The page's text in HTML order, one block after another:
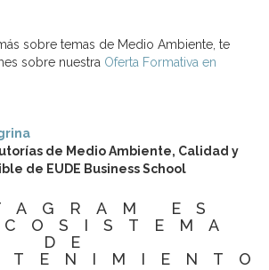
sobre temas de Medio Ambiente, te
sobre nuestra Oferta Formativa en
de Medio Ambiente, Calidad y
de EUDE Business School
ES
DE